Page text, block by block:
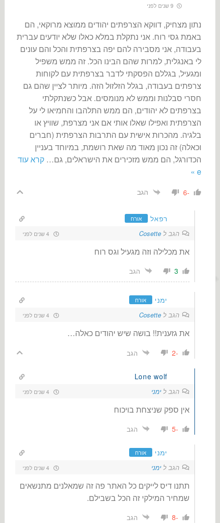
נתון מצחיק, דווקא הצרפתים יהודים ממוצא מרוקאי, הם
באמת גסי רוח. אני נתקלת במלא כאלו שלא יודעים עברית
בעבודה, אני מסבירה להם יפה בצרפתית והכל והם עונים
לי באנגלית, למרות שהם הבינו הכל. זה ממש משפיל
ומגעיל, בגללם הפסקתי לדבר בצרפתית עם לקוחות
צרפתים בעבודה, בגלל הזלזול הזה. מיותר לציין שהם גם
חסרי סבלנות וממש לא מנומסים. אבל כשנתקלתי
בצרפתים לא יהודים, הם ממש התלהבו והחמיאו לי על
הצרפתית ואפילו שאלו אותי אם אני מצרפת, שוויץ או
בלגיה. מהכרות אישית עם התרבות הצרפתית (חברים
וכאלה) זה נכון מאוד מה שאת רושמת, במיוחד בעניין
הכדורגל, הם ממש מזכירים את הישראלים, גם… קרא עוד
e »
-6 הגב
רפאל אורח
הגב ל Cosette
את מכלילה וזה מגעיל וגס רוח
3 הגב
ימני אורח
הגב ל Cosette
את גזענית!! בושה שיש יהודים כאלה…
-2 הגב
Lone wolf
הגב ל ימני
אין ספק שניצחת בויכוח
-5 הגב
ימני אורח
הגב ל ימני
תתנו דיס לייקים כל האתר פה זה שמאלנים מתנשאים
שמחיר המילקי זה הכל בשבילם.
-8 הגב